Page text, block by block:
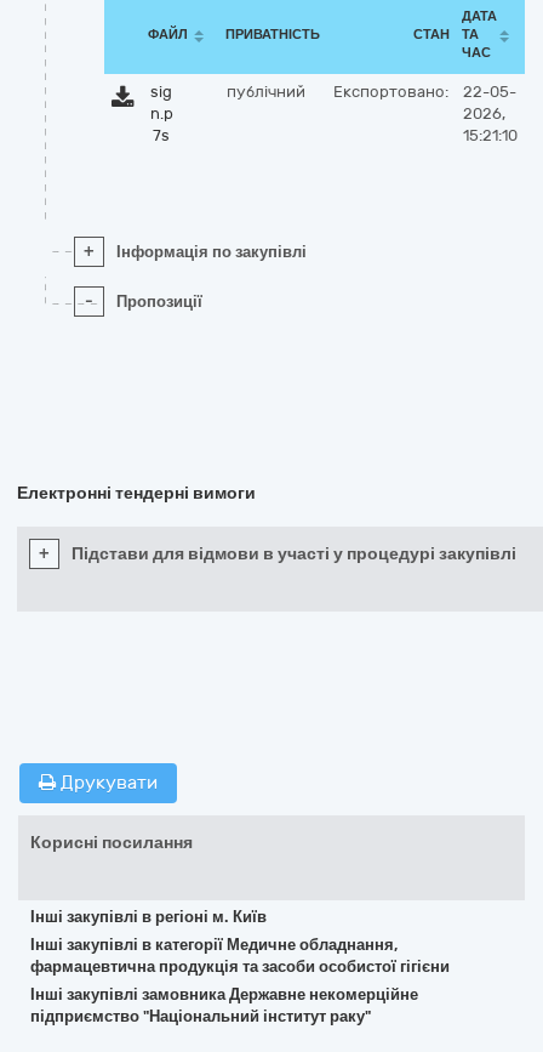
ФАЙЛ ПРИВАТНІСТЬ СТАН
ДАТА
ТА
ЧАС
sig
n.p
7s
публічний Експортовано:
22-05-
2026,
15:21:10
+ Інформація по закупівлі
- Пропозиції
Електронні тендерні вимоги
+ Підстави для відмови в участі у процедурі закупівлі
Друкувати
Корисні посилання
Інші закупівлі в регіоні м. Київ
Інші закупівлі в категорії Медичне обладнання,
фармацевтична продукція та засоби особистої гігієни
Інші закупівлі замовника Державне некомерційне
підприємство "Національний інститут раку"